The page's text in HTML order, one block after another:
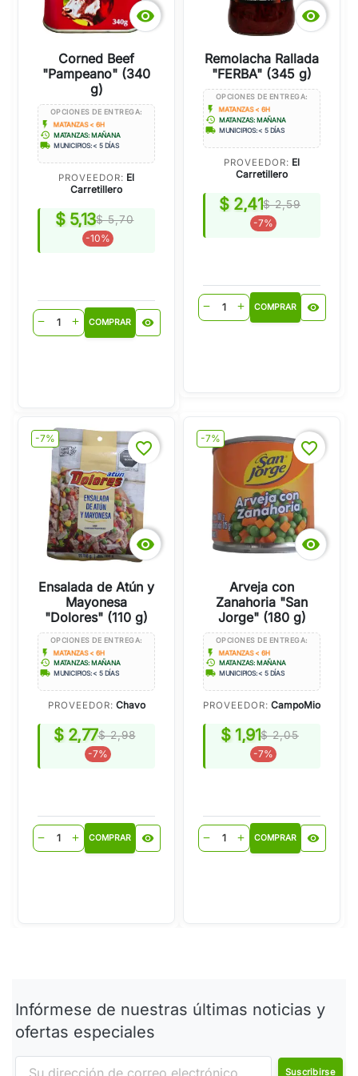

Corned Beef
"Pampeano" (340
g)
OPCIONES DE ENTREGA:
flash_on MATANZAS < 6H
history MATANZAS: MAÑANA
local_shipping MUNICIPIOS: < 5 DÍAS
PROVEEDOR: El
Carretillero
$ 5,13$ 5,70
-10%
remove add COMPRAR visibility

Remolacha Rallada
"FERBA" (345 g)
OPCIONES DE ENTREGA:
flash_on MATANZAS < 6H
history MATANZAS: MAÑANA
local_shipping MUNICIPIOS: < 5 DÍAS
PROVEEDOR: El
Carretillero
$ 2,41$ 2,59
-7%
remove add COMPRAR visibility
-7%

favorite_border
Ensalada de Atún y
Mayonesa
"Dolores" (110 g)
OPCIONES DE ENTREGA:
flash_on MATANZAS < 6H
history MATANZAS: MAÑANA
local_shipping MUNICIPIOS: < 5 DÍAS
PROVEEDOR: Chavo
$ 2,77$ 2,98
-7%
remove add COMPRAR visibility
-7%

favorite_border
Arveja con
Zanahoria "San
Jorge" (180 g)
OPCIONES DE ENTREGA:
flash_on MATANZAS < 6H
history MATANZAS: MAÑANA
local_shipping MUNICIPIOS: < 5 DÍAS
PROVEEDOR: CampoMio
$ 1,91$ 2,05
-7%
remove add COMPRAR visibility
Infórmese de nuestras últimas noticias y
ofertas especiales